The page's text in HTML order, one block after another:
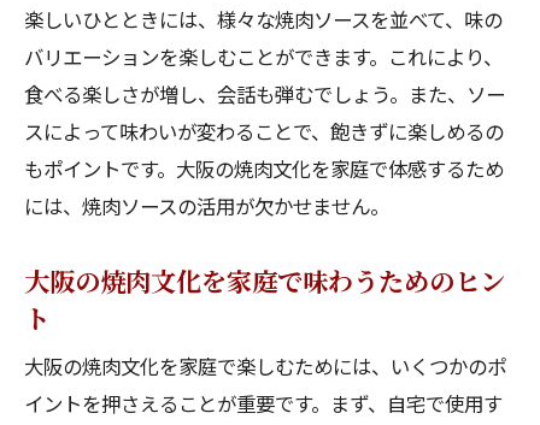
楽しいひとときには、様々な焼肉ソースを並べて、味の
バリエーションを楽しむことができます。これにより、
食べる楽しさが増し、会話も弾むでしょう。また、ソー
スによって味わいが変わることで、飽きずに楽しめるの
もポイントです。大阪の焼肉文化を家庭で体感するため
には、焼肉ソースの活用が欠かせません。
大阪の焼肉文化を家庭で味わうためのヒン
ト
大阪の焼肉文化を家庭で楽しむためには、いくつかのポ
イントを押さえることが重要です。まず、自宅で使用す